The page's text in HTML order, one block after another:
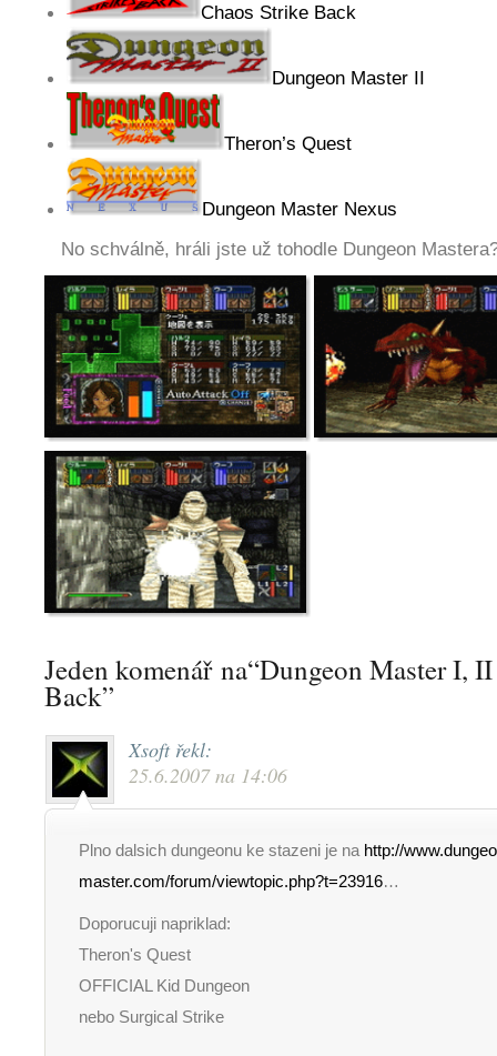
Chaos Strike Back
Dungeon Master II
Theron’s Quest
Dungeon Master Nexus
No schválně, hráli jste už tohodle Dungeon
Jeden komenář na“Dungeon Master I,
Back”
Xsoft řekl:
25.6.2007 na 14:06
Plno dalsich dungeonu ke stazeni je na http://
master.com/forum/viewtopic.php?t=23916…
Doporucuji napriklad:
Theron's Quest
OFFICIAL Kid Dungeon
nebo Surgical Strike